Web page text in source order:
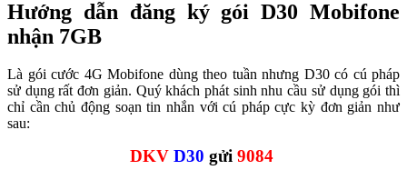
Hướng dẫn đăng ký gói D30 Mobifone
nhận 7GB
Là gói cước 4G Mobifone dùng theo tuần nhưng D30 có cú pháp
sử dụng rất đơn giản. Quý khách phát sinh nhu cầu sử dụng gói thì
chỉ cần chủ động soạn tin nhắn với cú pháp cực kỳ đơn giản như
sau:
DKV D30 gửi 9084